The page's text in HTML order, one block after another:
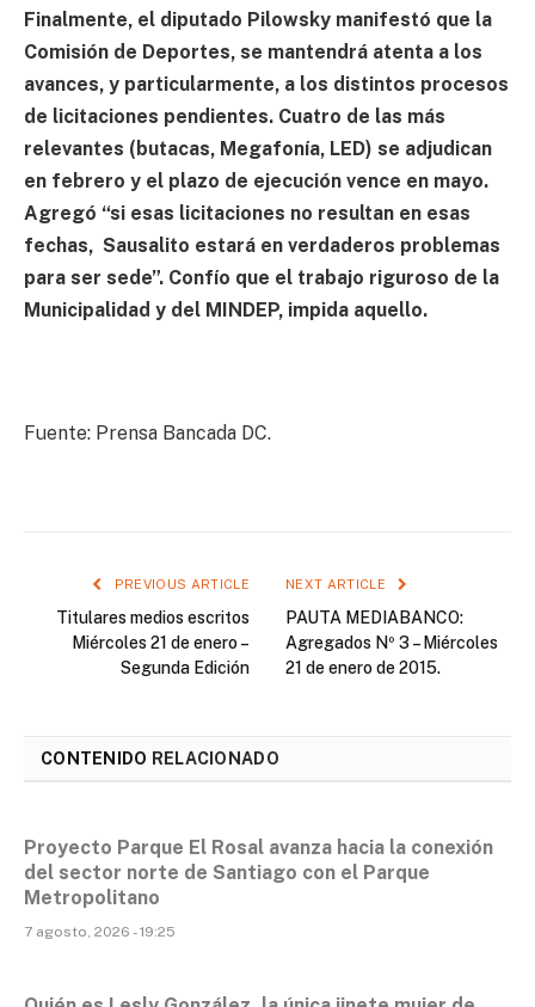
Finalmente, el diputado Pilowsky manifestó que la
Comisión de Deportes, se mantendrá atenta a los
avances, y particularmente, a los distintos procesos
de licitaciones pendientes. Cuatro de las más
relevantes (butacas, Megafonía, LED) se adjudican
en febrero y el plazo de ejecución vence en mayo.
Agregó “si esas licitaciones no resultan en esas
fechas, Sausalito estará en verdaderos problemas
para ser sede”. Confío que el trabajo riguroso de la
Municipalidad y del MINDEP, impida aquello.
Fuente: Prensa Bancada DC.
PREVIOUS ARTICLE
Titulares medios escritos
Miércoles 21 de enero –
Segunda Edición
NEXT ARTICLE
PAUTA MEDIABANCO:
Agregados Nº 3 – Miércoles
21 de enero de 2015.
CONTENIDO RELACIONADO
Proyecto Parque El Rosal avanza hacia la conexión
del sector norte de Santiago con el Parque
Metropolitano
7 agosto, 2026 - 19:25